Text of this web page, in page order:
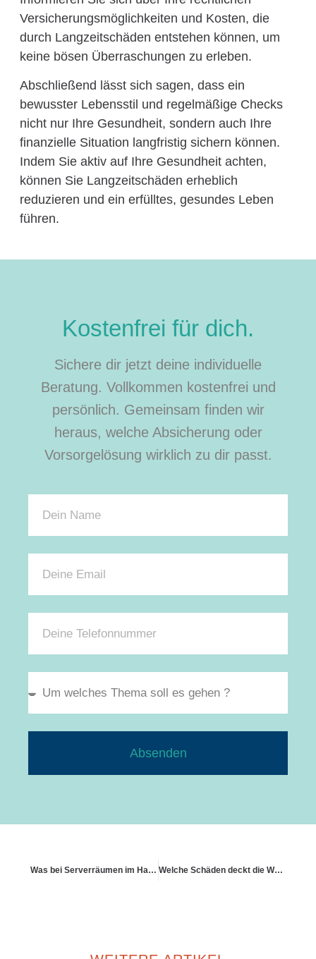
Versicherungsmöglichkeiten und Kosten, die
durch Langzeitschäden entstehen können, um
keine bösen Überraschungen zu erleben.
Abschließend lässt sich sagen, dass ein
bewusster Lebensstil und regelmäßige Checks
nicht nur Ihre Gesundheit, sondern auch Ihre
finanzielle Situation langfristig sichern können.
Indem Sie aktiv auf Ihre Gesundheit achten,
können Sie Langzeitschäden erheblich
reduzieren und ein erfülltes, gesundes Leben
führen.
Kostenfrei für dich.
Sichere dir jetzt deine individuelle
Beratung. Vollkommen kostenfrei und
persönlich. Gemeinsam finden wir
heraus, welche Absicherung oder
Vorsorgelösung wirklich zu dir passt.
Absenden
Was bei Serverräumen im Haus versichert ist Welche Schäden deckt die Wohngebäudeversicherung ab